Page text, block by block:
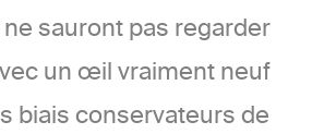
ne sauront pas regarder
un œil vraiment neuf
biais conservateurs de